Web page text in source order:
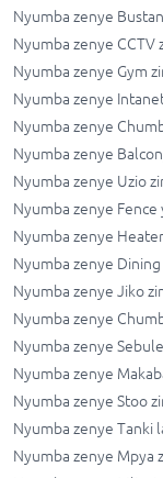
Nyumba zenye
Nyumba zenye CCTV
Nyumba zenye Gym
Nyumba zenye
Nyumba zenye
Nyumba zenye
Nyumba zenye Uzio
Nyumba zenye
Nyumba zenye
Nyumba zenye
Nyumba zenye Jiko
Nyumba zenye
Nyumba zenye
Nyumba zenye
Nyumba zenye Stoo
Nyumba zenye Tanki
Nyumba zenye Mpya